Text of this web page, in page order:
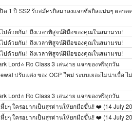
ปิด 1 ปี SS2 รับสมัครกิลมาลงแจกซัพกิลแน่นๆ ตลาด
ปด้วยกัน! ️ ถึงเวลาพิสูจน์ฝีมือของคุณในสนามรบ!
ปด้วยกัน! ️ ถึงเวลาพิสูจน์ฝีมือของคุณในสนามรบ!
ปด้วยกัน! ️ ถึงเวลาพิสูจน์ฝีมือของคุณในสนามรบ!
Lord⭐ Ro Class 3 เล่นง่าย แจกของฟรีทุกวัน
ปรับแต่ง ของ OCP ใหม่ ระบบเยอะไม่น่าเบื่อ ไ
Lord⭐ Ro Class 3 เล่นง่าย แจกของฟรีทุกวัน
ยๆ ใครอยากเป็นสุรต่านให้ยกมือขึ้น!! ❤️ (14 July
ยๆ ใครอยากเป็นสุรต่านให้ยกมือขึ้น!! ❤️ (14 July